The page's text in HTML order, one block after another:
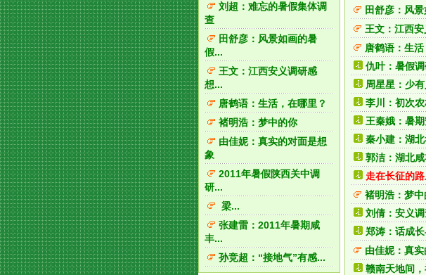
田舒彦：风
王文：江西
唐鹤语：生活
仇叶：暑假
周星星：少
李川：初次
王秦娥：暑
秦小建：湖
郭洁：湖北
走在长征的
褚明浩：梦中
刘倩：安义
郑涛：话成
由佳妮：真
赣南天地间
刘超：难忘的暑假集体调
查
田舒彦：风景如画的暑
假...
王文：江西安义调研感
想...
唐鹤语：生活，在哪里？
褚明浩：梦中的你
由佳妮：真实的对面是想
象
2011年暑假陕西关中调
研...
梁...
张建雷：2011年暑期咸
丰...
孙竞超：“接地气”有感...